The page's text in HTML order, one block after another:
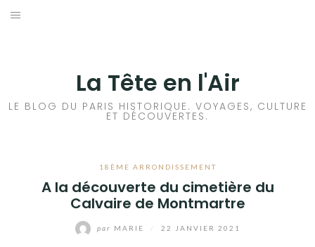
Aller
La Tête en l'Air
LE BLOG DU PARIS HISTORIQUE. VOYAGES, CULTURE
ET DÉCOUVERTES.
18ÈME ARRONDISSEMENT
A la découverte du cimetière du
Calvaire de Montmartre
par MARIE 22 JANVIER 2021
HISTOIRES EN ILE DE FRANCE